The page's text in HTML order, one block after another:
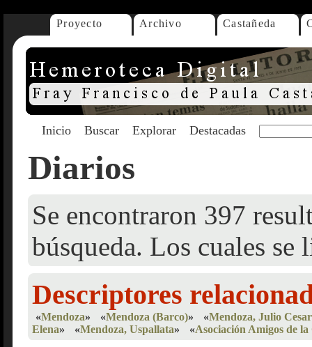
Proyecto Archivo Castañeda
Inicio Buscar Explorar Destacadas
Diarios
Se encontraron 397
búsqueda. Los cuales se
Descriptores
«Mendoza» «Mendoza (Barco)» «Mendoza, Julio Cesar
Elena» «Mendoza, Uspallata» «Asociación Amigos de